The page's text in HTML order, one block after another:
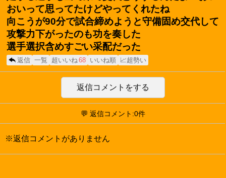
おいって思ってたけどやってくれたね
向こうが90分で試合締めようと守備固め交代して
攻撃力下がったのも功を奏した
選手選択含めすごい采配だった
返信 一覧 超いいね68 いいね順 📈超勢い
返信コメントをする
💬 返信コメント:0件
※返信コメントがありません